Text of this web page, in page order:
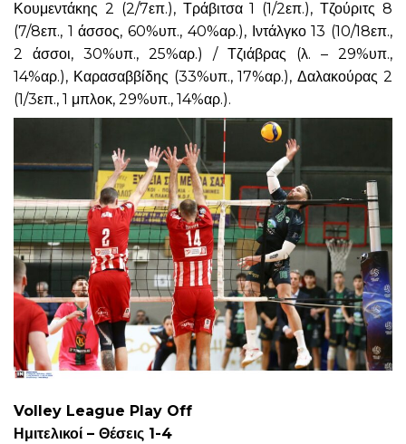
Κουμεντάκης 2 (2/7επ.), Τράβιτσα 1 (1/2επ.), Τζούριτς 8
(7/8επ., 1 άσσος, 60%υπ., 40%αρ.), Ιντάλγκο 13 (10/18επ.,
2 άσσοι, 30%υπ., 25%αρ.) / Τζιάβρας (λ. – 29%υπ.,
14%αρ.), Καρασαββίδης (33%υπ., 17%αρ.), Δαλακούρας 2
(1/3επ., 1 μπλοκ, 29%υπ., 14%αρ.).
Volley League Play Off
Ημιτελικοί – Θέσεις 1-4